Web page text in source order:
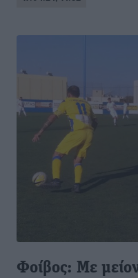
Φοίβος: Με